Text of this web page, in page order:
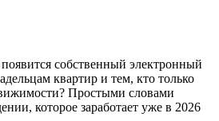
собственный электронный
квартир и тем, кто только
Простыми словами
которое заработает уже в 2026